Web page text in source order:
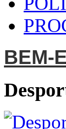
BEM-